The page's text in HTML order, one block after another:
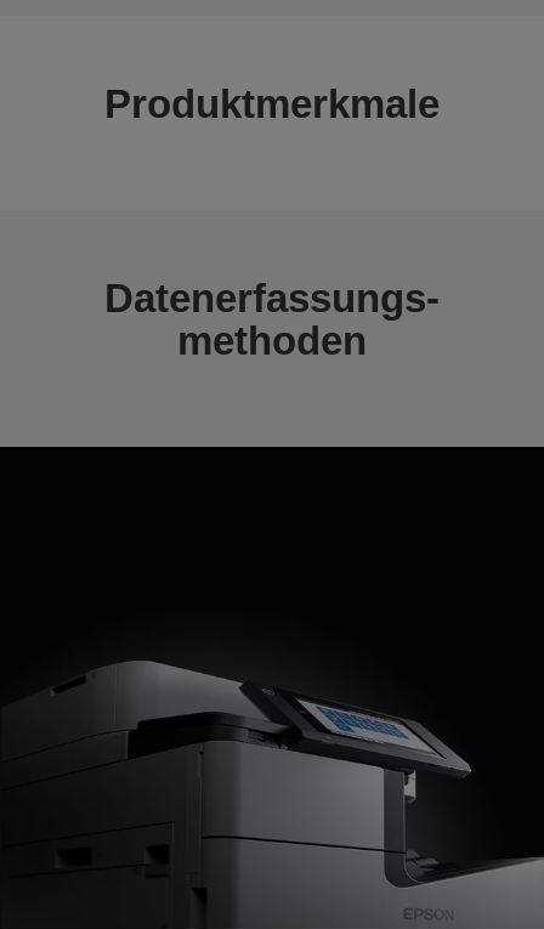
Produktmerkmale
Datenerfassungs­
methoden